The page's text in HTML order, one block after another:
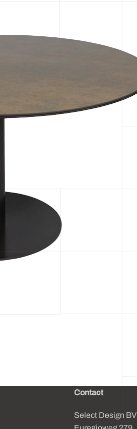
Contact
Select Design BV